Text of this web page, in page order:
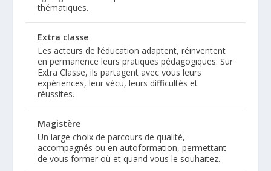
thématiques.
Extra classe
Les acteurs de l’éducation adaptent, réinventent
en permanence leurs pratiques pédagogiques. Sur
Extra Classe, ils partagent avec vous leurs
expériences, leur vécu, leurs difficultés et
réussites.
Magistère
Un large choix de parcours de qualité,
accompagnés ou en autoformation, permettant
de vous former où et quand vous le souhaitez.